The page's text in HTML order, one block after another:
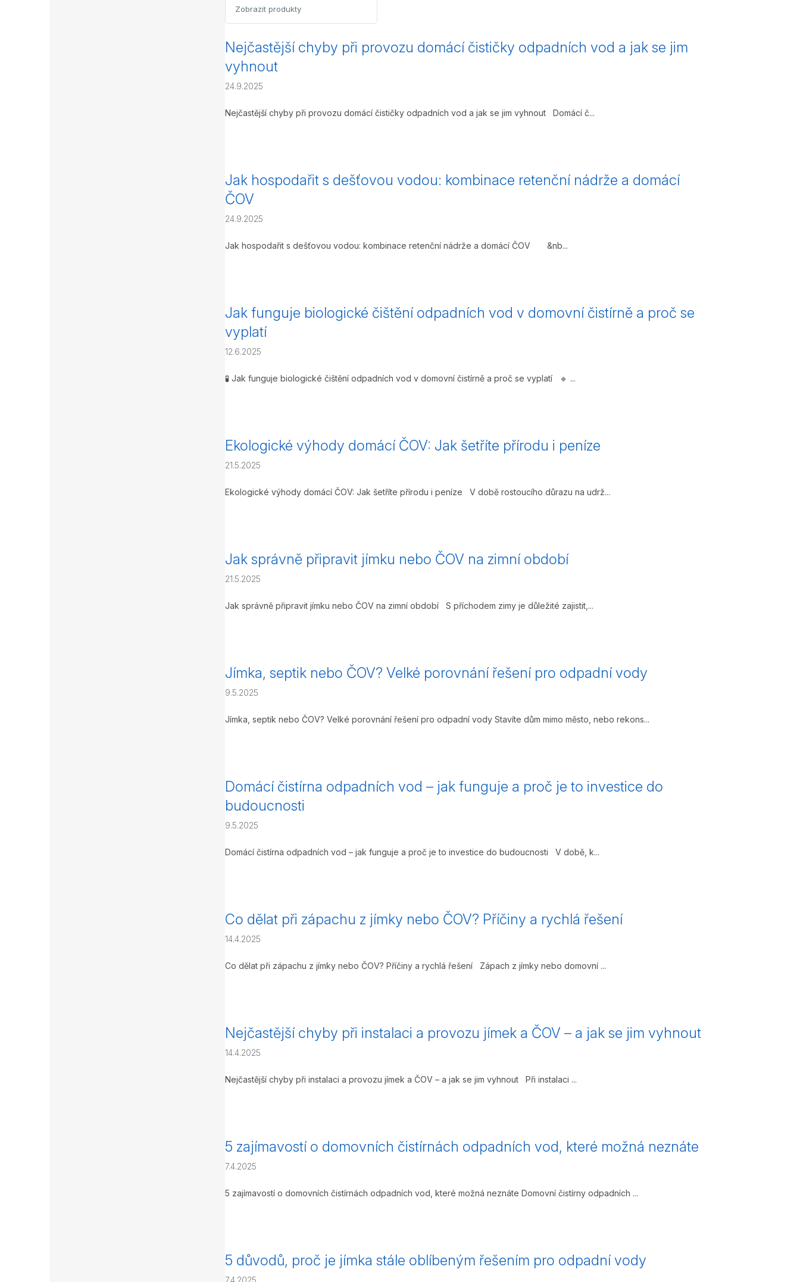
V
ý
p
i
č
ů
Nejčastější chyby při provozu domácí čističky odpadních vod a jak se jim
vyhnout
24.9.2025
Nejčastější chyby při provozu domácí čističky odpadních vod a jak se jim vyhnout Domácí č...
Jak hospodařit s dešťovou vodou: kombinace retenční nádrže a domácí
ČOV
24.9.2025
Jak hospodařit s dešťovou vodou: kombinace retenční nádrže a domácí ČOV &nb...
Jak funguje biologické čištění odpadních vod v domovní čistírně a proč se
vyplatí
12.6.2025
🧪 Jak funguje biologické čištění odpadních vod v domovní čistírně a proč se vyplatí 🔹 ...
Ekologické výhody domácí ČOV: Jak šetříte přírodu i peníze
21.5.2025
Ekologické výhody domácí ČOV: Jak šetříte přírodu i peníze V době rostoucího důrazu na udrž...
Jak správně připravit jímku nebo ČOV na zimní období
21.5.2025
Jak správně připravit jímku nebo ČOV na zimní období S příchodem zimy je důležité zajistit,...
Jímka, septik nebo ČOV? Velké porovnání řešení pro odpadní vody
9.5.2025
Jímka, septik nebo ČOV? Velké porovnání řešení pro odpadní vody Stavíte dům mimo město, nebo rekons...
Domácí čistírna odpadních vod – jak funguje a proč je to investice do
budoucnosti
9.5.2025
Domácí čistírna odpadních vod – jak funguje a proč je to investice do budoucnosti V době, k...
Co dělat při zápachu z jímky nebo ČOV? Příčiny a rychlá řešení
14.4.2025
Co dělat při zápachu z jímky nebo ČOV? Příčiny a rychlá řešení Zápach z jímky nebo domovní ...
Nejčastější chyby při instalaci a provozu jímek a ČOV – a jak se jim vyhnout
14.4.2025
Nejčastější chyby při instalaci a provozu jímek a ČOV – a jak se jim vyhnout Při instalaci ...
5 zajímavostí o domovních čistírnách odpadních vod, které možná neznáte
7.4.2025
5 zajímavostí o domovních čistírnách odpadních vod, které možná neznáte Domovní čistírny odpadních ...
5 důvodů, proč je jímka stále oblíbeným řešením pro odpadní vody
7.4.2025